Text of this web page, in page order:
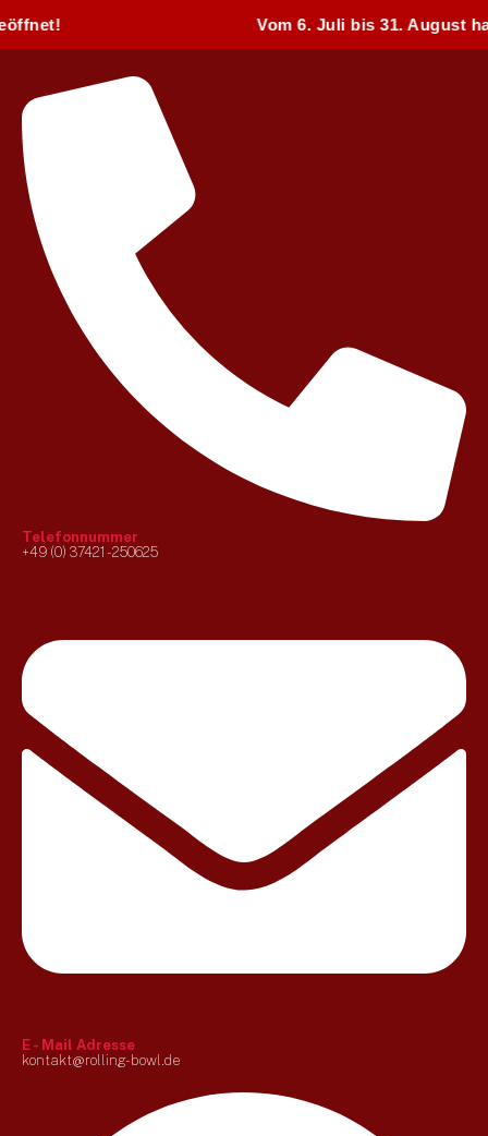
Vom 6. Juli bis 31. August haben
Telefonnummer
+49 (0) 37421 - 250625
E - Mail Adresse
kontakt@rolling-bowl.de